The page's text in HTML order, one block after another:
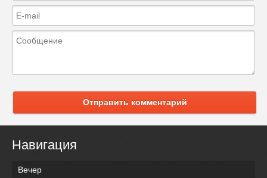
Отправить комментарий
Навигация
Вечер